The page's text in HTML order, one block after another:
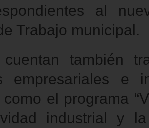
al
Trabajo municipal.
también
empresariales e
el programa
industrial y la